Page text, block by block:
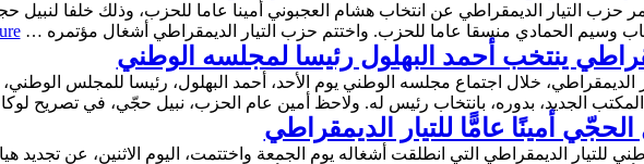
حزب التيار الديمقراطي عن انتخاب هشام العجبوني أمينا عاما للحزب، وذلك خلفا لنبيل
ينتخب أحمد البهلول رئيسا لمجلسه الوطني
الجديد، بدوره، بانتخاب رئيس له. ولاحظ أمين عام الحزب، نبيل حجّي، في تصريح
الحجّي أمينًا عامًّا للتيار الديمقراطي
للتيار الديمقراطي التي انطلقت أشغاله يوم الجمعة واختتمت، اليوم الاثنين، عن تجديد